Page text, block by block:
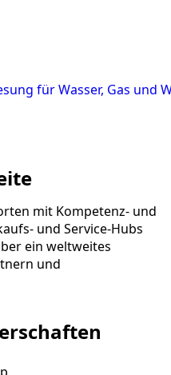
für Wasser, Gas und
mit Kompetenz- und
und Service-Hubs
ein weltweites
und